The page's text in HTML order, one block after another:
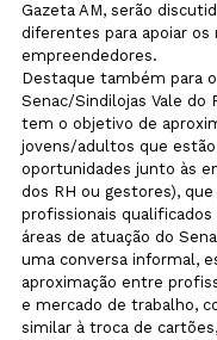
Gazeta AM, serão
diferentes para apoiar os
empreendedores.
Destaque também para
Senac/Sindilojas Vale do
tem o objetivo de
jovens/adultos que
oportunidades junto às
dos RH ou gestores),
profissionais
áreas de atuação do
uma conversa informal,
aproximação entre
e mercado de trabalho,
similar à troca de